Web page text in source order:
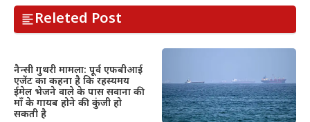
Releted Post
नैन्सी गुथरी मामला: पूर्व एफबीआई
एजेंट का कहना है कि रहस्यमय
ईमेल भेजने वाले के पास सवाना की
माँ के गायब होने की कुंजी हो
सकती है